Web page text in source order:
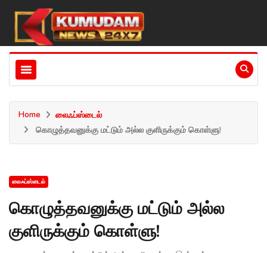
Home
லைஃப்ஸ்டைல்
கொழுத்தவனுக்கு மட்டும் அல்ல குளிருக்கும் கொள்ளு!
லைஃப்ஸ்டைல்
கொழுத்தவனுக்கு மட்டும் அல்ல
குளிருக்கும் கொள்ளு!